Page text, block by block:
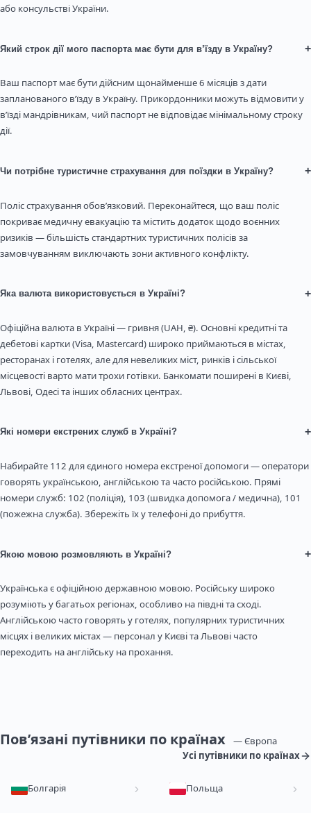
або консульстві України.
Який строк дії мого паспорта має бути для в’їзду в Україну? +
Ваш паспорт має бути дійсним щонайменше 6 місяців з дати
запланованого в’їзду в Україну. Прикордонники можуть відмовити у
в’їзді мандрівникам, чий паспорт не відповідає мінімальному строку
дії.
Чи потрібне туристичне страхування для поїздки в Україну? +
Поліс страхування обов’язковий. Переконайтеся, що ваш поліс
покриває медичну евакуацію та містить додаток щодо воєнних
ризиків — більшість стандартних туристичних полісів за
замовчуванням виключають зони активного конфлікту.
Яка валюта використовується в Україні? +
Офіційна валюта в Україні — гривня (UAH, ₴). Основні кредитні та
дебетові картки (Visa, Mastercard) широко приймаються в містах,
ресторанах і готелях, але для невеликих міст, ринків і сільської
місцевості варто мати трохи готівки. Банкомати поширені в Києві,
Львові, Одесі та інших обласних центрах.
Які номери екстрених служб в Україні? +
Набирайте 112 для єдиного номера екстреної допомоги — оператори
говорять українською, англійською та часто російською. Прямі
номери служб: 102 (поліція), 103 (швидка допомога / медична), 101
(пожежна служба). Збережіть їх у телефоні до прибуття.
Якою мовою розмовляють в Україні? +
Українська є офіційною державною мовою. Російську широко
розуміють у багатьох регіонах, особливо на півдні та сході.
Англійською часто говорять у готелях, популярних туристичних
місцях і великих містах — персонал у Києві та Львові часто
переходить на англійську на прохання.
Пов’язані путівники по країнах
— Європа
Усі путівники по країнах
Болгарія Польща